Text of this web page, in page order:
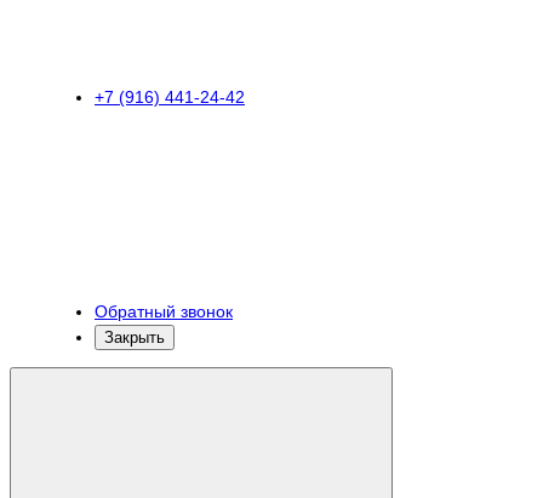
+7 (916) 441-24-42
Обратный звонок
Закрыть